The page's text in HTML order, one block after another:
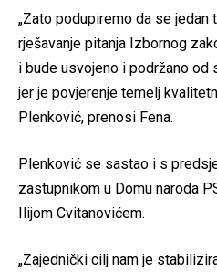
„Zato podupiremo da se jedan
rješavanje pitanja Izbornog
i bude usvojeno i podržano od
jer je povjerenje temelj
Plenković, prenosi Fena.
Plenković se sastao i s
zastupnikom u Domu naroda
Ilijom Cvitanovićem.
„Zajednički cilj nam je